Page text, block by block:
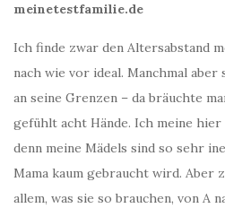
meinetestfamilie.de
Ich finde zwar den Altersabstand
nach wie vor ideal. Manchmal
an seine Grenzen – da bräuchte
gefühlt acht Hände. Ich meine
denn meine Mädels sind so sehr
Mama kaum gebraucht wird. Aber
allem, was sie so brauchen, von A